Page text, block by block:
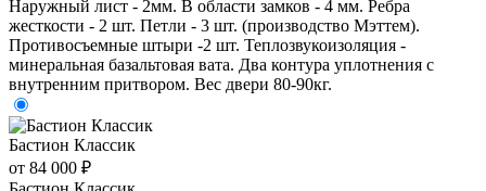
Наружный лист - 2мм. В области замков - 4 мм. Ребра
жесткости - 2 шт. Петли - 3 шт. (производство Мэттем).
Противосъемные штыри -2 шт. Теплозвукоизоляция -
минеральная базальтовая вата. Два контура уплотнения с
внутренним притвором. Вес двери 80-90кг.
Бастион Классик
от 84 000 ₽